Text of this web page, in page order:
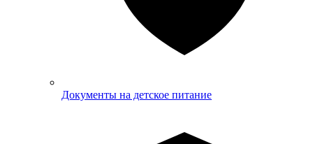
Документы на детское питание